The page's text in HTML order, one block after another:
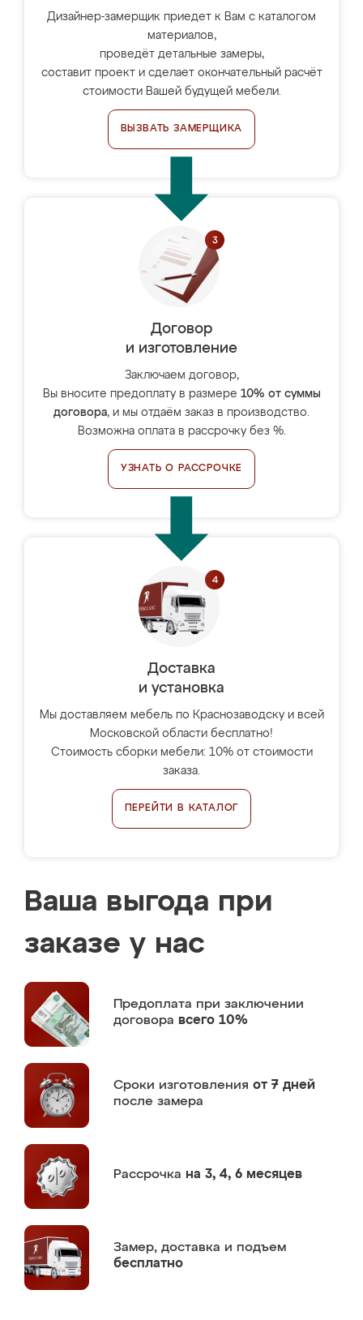
Дизайнер-замерщик приедет к Вам с каталогом
материалов,
проведёт детальные замеры,
составит проект и сделает окончательный расчёт
стоимости Вашей будущей мебели.
ВЫЗВАТЬ ЗАМЕРЩИКА
Договор
и изготовление
Заключаем договор,
Вы вносите предоплату в размере 10% от суммы
договора, и мы отдаём заказ в производство.
Возможна оплата в рассрочку без %.
УЗНАТЬ О РАССРОЧКЕ
Доставка
и установка
Мы доставляем мебель по Краснозаводску и всей
Московской области бесплатно!
Стоимость сборки мебели: 10% от стоимости
заказа.
ПЕРЕЙТИ В КАТАЛОГ
Ваша выгода при
заказе у нас
Предоплата при заключении
договора всего 10%
Сроки изготовления от 7 дней
после замера
Рассрочка на 3, 4, 6 месяцев
Замер, доставка и подъем
бесплатно